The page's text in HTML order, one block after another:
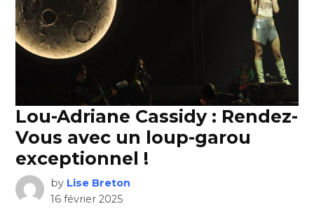
Lou-Adriane Cassidy : Rendez-
Vous avec un loup-garou
exceptionnel !
by Lise Breton
16 février 2025